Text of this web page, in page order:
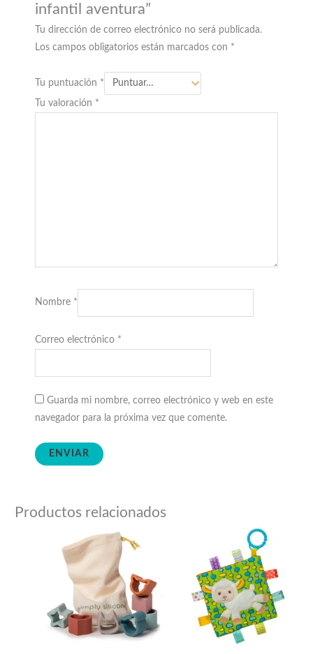
infantil aventura”
Tu dirección de correo electrónico no será publicada.
Los campos obligatorios están marcados con *
Tu puntuación *
Tu valoración *
Nombre *
Correo electrónico *
Guarda mi nombre, correo electrónico y web en este
navegador para la próxima vez que comente.
Productos relacionados